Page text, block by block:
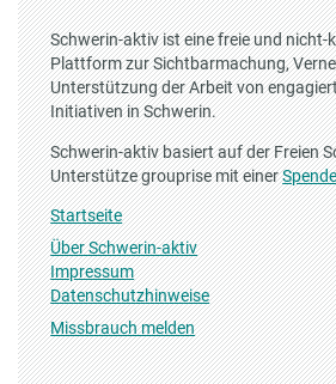
Schwerin-aktiv ist eine freie und nicht-
Plattform zur Sichtbarmachung,
Unterstützung der Arbeit von
Initiativen in Schwerin.
Schwerin-aktiv basiert auf der Freien
Unterstütze grouprise mit einer
Startseite
Über Schwerin-aktiv
Impressum
Datenschutzhinweise
Missbrauch melden